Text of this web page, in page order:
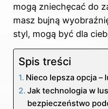
mogą zniechęcać do
masz bujną
styl, mogą być dla
Spis treści
Nieco lepsza opcja –
Jak technologia w
bezpieczeństwo